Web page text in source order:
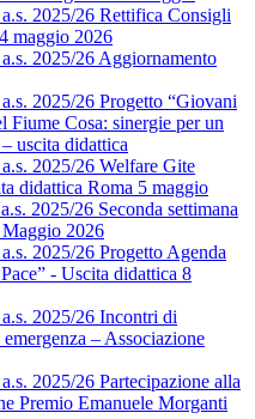
2025/26 Rettifica Consigli
maggio 2026
2025/26 Aggiornamento
2025/26 Progetto “Giovani
Fiume Cosa: sinergie per un
uscita didattica
2025/26 Welfare Gite
didattica Roma 5 maggio
2025/26 Seconda settimana
2026
2025/26 Progetto Agenda
- Uscita didattica 8
2025/26 Incontri di
– Associazione
2025/26 Partecipazione alla
Premio Emanuele Morganti